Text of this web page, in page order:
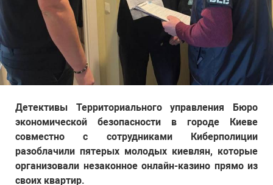
Детективы Территориального управления Бюро
экономической безопасности в городе Киеве
совместно с сотрудниками Киберполиции
разоблачили пятерых молодых киевлян, которые
организовали незаконное онлайн-казино прямо из
своих квартир.